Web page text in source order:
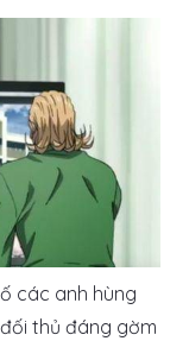
các anh hùng
thủ đáng gờm